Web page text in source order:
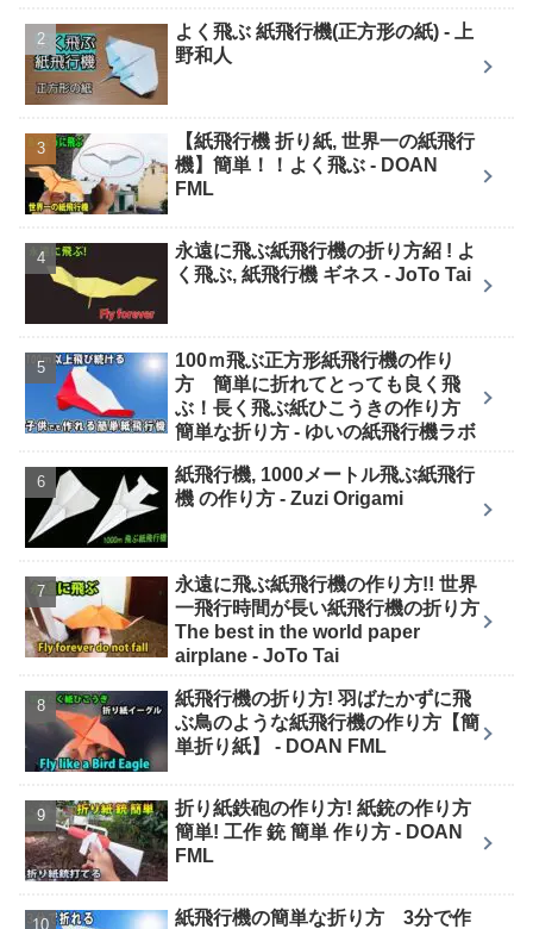
よく飛ぶ 紙飛行機(正方形の紙) - 上
野和人
【紙飛行機 折り紙, 世界一の紙飛行
機】簡単！！よく飛ぶ - DOAN
FML
永遠に飛ぶ紙飛行機の折り方紹 ! よ
く飛ぶ, 紙飛行機 ギネス - JoTo Tai
100ｍ飛ぶ正方形紙飛行機の作り
方 簡単に折れてとっても良く飛
ぶ！長く飛ぶ紙ひこうきの作り方
簡単な折り方 - ゆいの紙飛行機ラボ
紙飛行機, 1000メートル飛ぶ紙飛行
機 の作り方 - Zuzi Origami
永遠に飛ぶ紙飛行機の作り方!! 世界
一飛行時間が長い紙飛行機の折り方
The best in the world paper
airplane - JoTo Tai
紙飛行機の折り方! 羽ばたかずに飛
ぶ鳥のような紙飛行機の作り方【簡
単折り紙】 - DOAN FML
折り紙鉄砲の作り方! 紙銃の作り方
簡単! 工作 銃 簡単 作り方 - DOAN
FML
紙飛行機の簡単な折り方 3分で作